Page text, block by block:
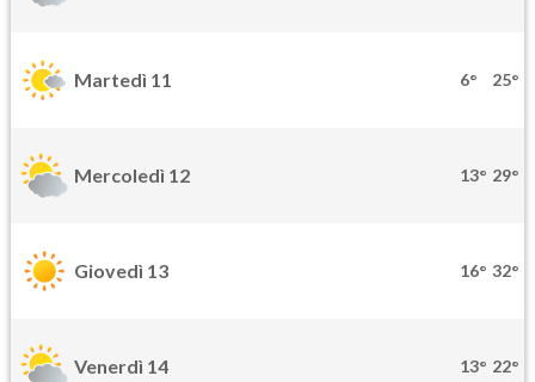
Martedì 11 6° 25°
Mercoledì 12 13° 29°
Giovedì 13 16° 32°
Venerdì 14 13° 22°